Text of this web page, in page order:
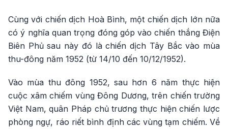
Cùng với chiến dịch Hoà Bình, một chiến dịch lớn nữa
có ý nghĩa quan trọng đóng góp vào chiến thắng Điện
Biên Phủ sau này đó là chiến dịch Tây Bắc vào mùa
thu-đông năm 1952 (từ 14/10 đến 10/12/1952).
Vào mùa thu đông 1952, sau hơn 6 năm thực hiện
cuộc xâm chiếm vùng Đông Dương, trên chiến trường
Việt Nam, quân Pháp chủ trương thực hiện chiến lược
phòng ngự, ráo riết bình định các vùng tạm chiếm. Về